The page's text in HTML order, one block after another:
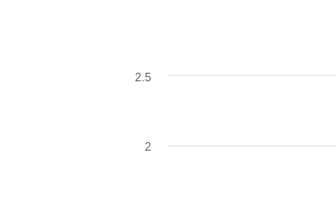
2
2.5